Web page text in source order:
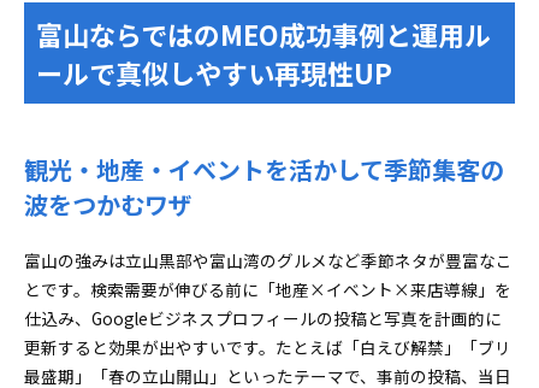
富山ならではのMEO成功事例と運用ル
ールで真似しやすい再現性UP
観光・地産・イベントを活かして季節集客の
波をつかむワザ
富山の強みは立山黒部や富山湾のグルメなど季節ネタが豊富なこ
とです。検索需要が伸びる前に「地産×イベント×来店導線」を
仕込み、Googleビジネスプロフィールの投稿と写真を計画的に
更新すると効果が出やすいです。たとえば「白えび解禁」「ブリ
最盛期」「春の立山開山」といったテーマで、事前の投稿、当日